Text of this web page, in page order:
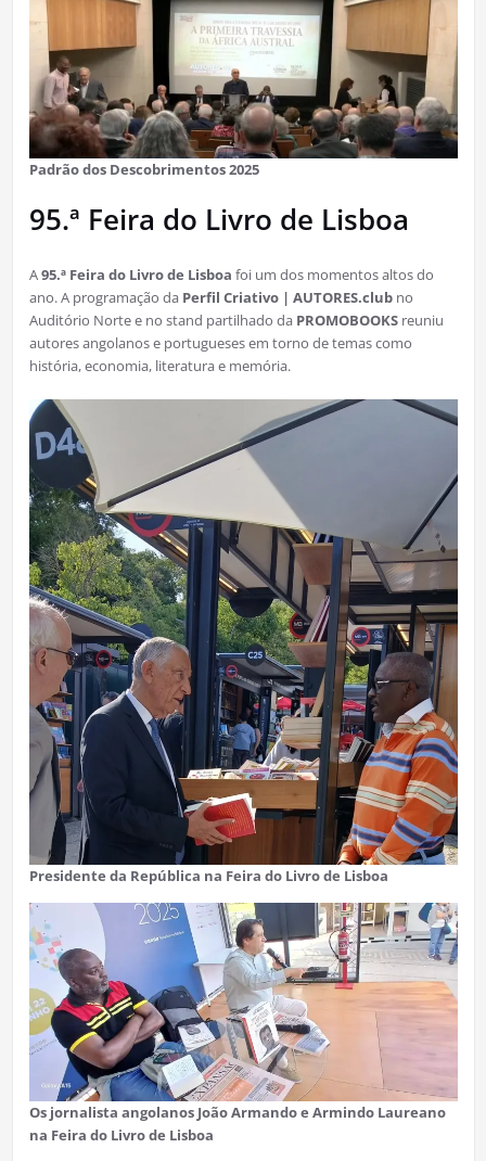
Padrão dos Descobrimentos 2025
95.ª Feira do Livro de Lisboa
A95.ª Feira do Livro de Lisboa foi um dos momentos altos do
ano. A programação da Perfil Criativo | AUTORES.clubno
Auditório Norte e no stand partilhado da PROMOBOOKSreuniu
autores angolanos e portugueses em torno de temas como
história, economia, literatura e memória.
Presidente da República na Feira do Livro de Lisboa
Os jornalista angolanos João Armando e Armindo Laureano
na Feira do Livro de Lisboa